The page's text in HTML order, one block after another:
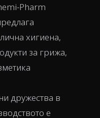
Pharm
хигиена,
за грижа,
дружества в
е